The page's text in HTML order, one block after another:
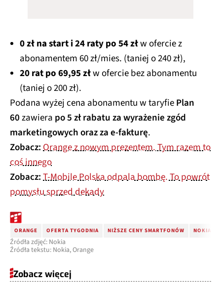
0 zł na start i 24 raty po 54 złw ofercie z
abonamentem 60 zł/mies. (taniej o 240 zł),
20 rat po 69,95 złw ofercie bez abonamentu
(taniej o 200 zł).
Podana wyżej cena abonamentu w taryfiePlan
60zawiera po 5 zł rabatu za wyrażenie zgód
marketingowych oraz za e-fakturę.
Zobacz:Orange z nowym prezentem. Tym razem to
coś innego
Zobacz:T-Mobile Polska odpala bombę. To powrót
pomysłu sprzed dekady
ORANGE OFERTA TYGODNIA NIŻSZE CENY SMARTFONÓW NOKIA
Źródła zdjęć: Nokia
Źródła tekstu: Nokia, Orange
Zobacz więcej